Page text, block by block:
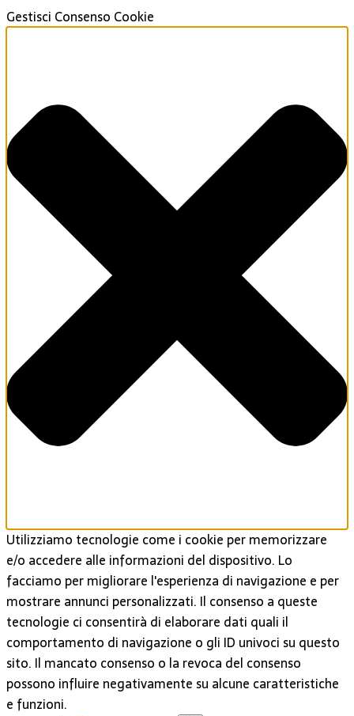
Gestisci Consenso Cookie
Utilizziamo tecnologie come i cookie per memorizzare
e/o accedere alle informazioni del dispositivo. Lo
facciamo per migliorare l'esperienza di navigazione e per
mostrare annunci personalizzati. Il consenso a queste
tecnologie ci consentirà di elaborare dati quali il
comportamento di navigazione o gli ID univoci su questo
sito. Il mancato consenso o la revoca del consenso
possono influire negativamente su alcune caratteristiche
e funzioni.